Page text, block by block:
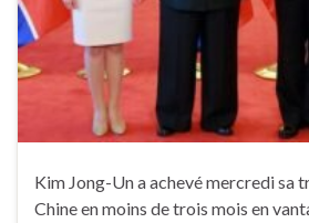
Kim Jong-Un a achevé mercredi sa
Chine en moins de trois mois en